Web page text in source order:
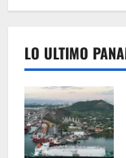
LO ULTIMO